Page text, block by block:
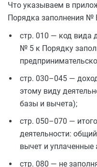
Что указываем в
Порядка заполнения №
стр. 010 — код вида
№ 5 к Порядку
стр. 030–045 —
этому виду
базы и вычета);
стр. 050–070 —
деятельности:
вычет и уплаченные
стр. 080 — не